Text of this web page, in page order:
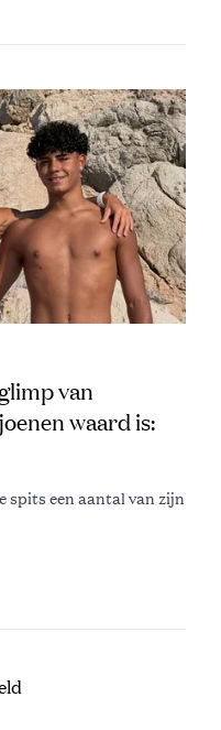
van
waard is:
spits een aantal van zijn